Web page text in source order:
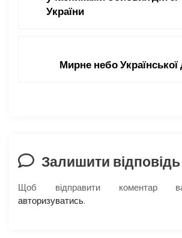
і
я
з
України
Мирне небо
Залишити відповідь
Щоб відправити коментар
авторизуватись.